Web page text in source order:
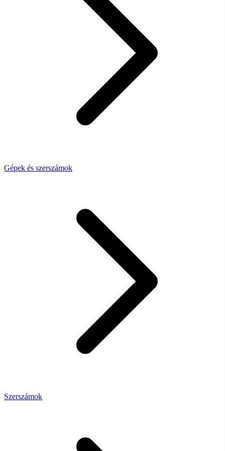
Gépek és szerszámok
Szerszámok